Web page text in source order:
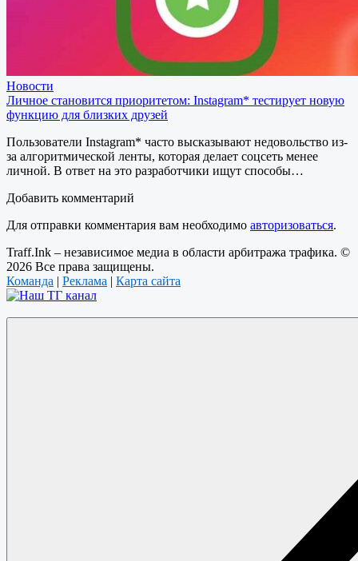
Новости
Личное становится приоритетом: Instagram* тестирует новую
функцию для близких друзей
Пользователи Instagram* часто высказывают недовольство из-
за алгоритмической ленты, которая делает соцсеть менее
личной. В ответ на это разработчики ищут способы…
Добавить комментарий
Для отправки комментария вам необходимо авторизоваться.
Traff.Ink – независимое медиа в области арбитража трафика. ©
2026 Все права защищены.
Команда | Реклама | Карта сайта